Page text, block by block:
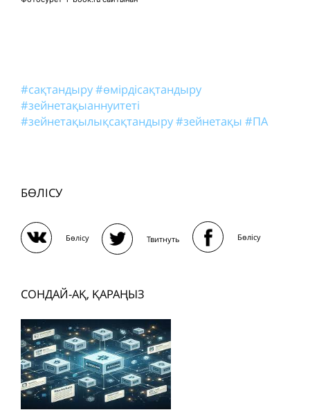
#сақтандыру#өмірдісақтандыру
#зейнетақыаннуитеті
#зейнетақылықсақтандыру#зейнетақы #ПА
БӨЛІСУ
Бөлісу Твитнуть Бөлісу
СОНДАЙ-АҚ, ҚАРАҢЫЗ